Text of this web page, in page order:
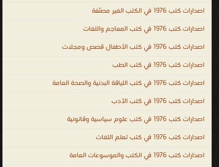
اصدارات كتب 1976 في الكتب الغير مصنّفة
اصدارات كتب 1976 في كتب المعاجم واللغات
اصدارات كتب 1976 في كتب الأطفال قصص ومجلات
اصدارات كتب 1976 في كتب الطب
اصدارات كتب 1976 في كتب اللياقة البدنية والصحة العامة
اصدارات كتب 1976 في كتب الأدب
اصدارات كتب 1976 في كتب علوم سياسية وقانونية
اصدارات كتب 1976 في كتب تعلم اللغات
اصدارات كتب 1976 في الكتب والموسوعات العامة